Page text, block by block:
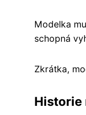
Modelka
schopná
Zkrátka,
Historie